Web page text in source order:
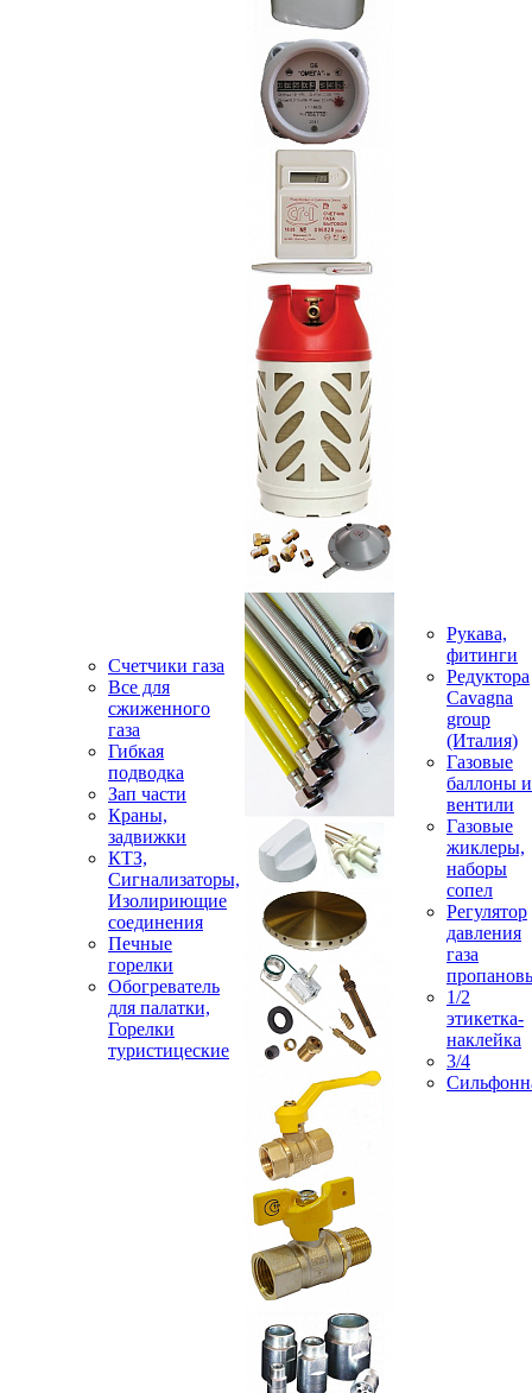
Счетчики газа
Все для
сжиженного
газа
Гибкая
подводка
Зап части
Краны,
задвижки
КТЗ,
Сигнализаторы,
Изолириющие
соединения
Печные
горелки
Обогреватель
для палатки,
Горелки
туристицеские
Рукава,
фитинги
Редуктора
Cavagna
group
(Италия)
Газовые
баллоны и
вентили
Газовые
жиклеры,
наборы
сопел
Регулятор
давления
газа
1/2
этикетка-
наклейка
3/4